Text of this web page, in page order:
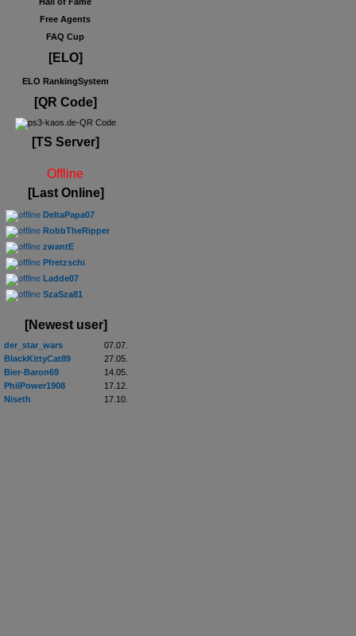
Free Agents
FAQ Cup
[ELO]
ELO RankingSystem
[QR Code]
[TS Server]
Offline
[Last Online]
DeltaPapa07
RobbTheRipper
zwantE
Pfretzschi
Ladde07
SzaSza81
[Newest user]
der_star_wars
07.07.
BlackKittyCat89
27.05.
Bier-Baron69
14.05.
PhilPower1908
17.12.
Niseth
17.10.